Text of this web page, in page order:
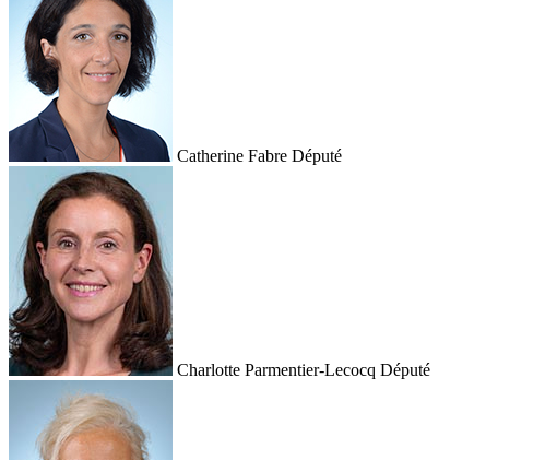
Catherine Fabre Député
Charlotte Parmentier-Lecocq Député